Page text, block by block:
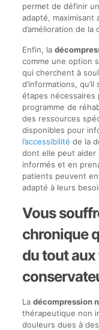
permet de définir
adapté, maximisant
d’amélioration de la
Enfin, la
comme une option
qui cherchent à
d’informations,
étapes
programme de
des ressources
disponibles pour
l’accessibilité de la
dont elle peut aider
informés et en
patients peuvent
adapté à leurs
Vous
chronique
du tout
La décompression
thérapeutique non
douleurs dues à